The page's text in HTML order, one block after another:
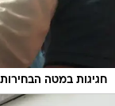
חגיגות במטה